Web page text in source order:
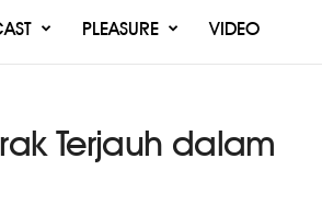
PLEASURE VIDEO
Terjauh dalam